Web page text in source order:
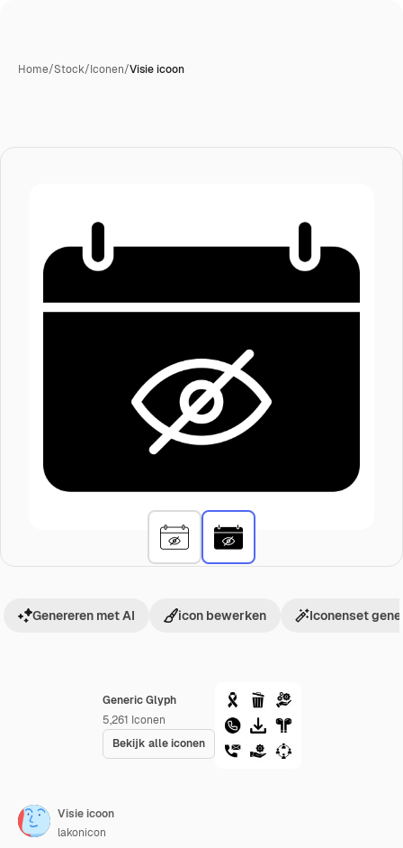
Home/Stock/Iconen/Visie icoon
Generic Glyph
5,261 Iconen
Bekijk alle iconen
Genereren met AI icon bewerken Iconenset
Visie icoon
lakonicon